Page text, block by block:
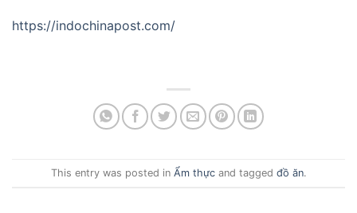
https://indochinapost.com/
This entry was posted in Ẩm thựcand tagged đồ ăn.